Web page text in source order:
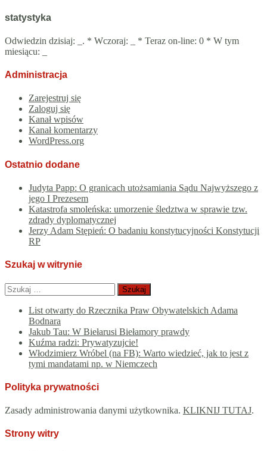
statystyka
Odwiedzin dzisiaj: . * Wczoraj:
* Teraz on-line: 0 * W tym
miesiącu:
Administracja
Zarejestruj się
Zaloguj się
Kanał wpisów
Kanał komentarzy
WordPress.org
Ostatnio dodane
Judyta Papp: O granicach utożsamiania Sądu Najwyższego z
jego I Prezesem
Katastrofa smoleńska: umorzenie śledztwa w sprawie tzw.
zdrady dyplomatycznej
Jerzy Adam Stępień: O badaniu konstytucyjności Konstytucji
RP
Szukaj w witrynie
Szukaj:
List otwarty do Rzecznika Praw Obywatelskich Adama
Bodnara
Jakub Tau: W Biełarusi Biełamory prawdy
Kuźma radzi: Prywatyzujcie!
Włodzimierz Wróbel (na FB): Warto wiedzieć, jak to jest z
tymi mandatami np. w Niemczech
Polityka prywatności
Zasady administrowania danymi użytkownika. KLIKNIJ TUTAJ.
Strony witry